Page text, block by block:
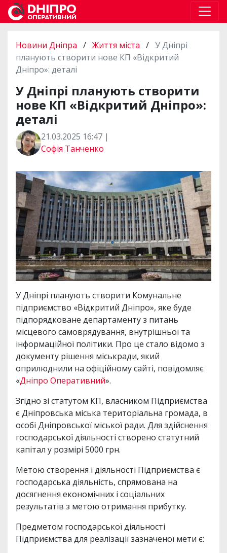
Новини Дніпра / Життя міста / У Дніпрі
планують створити нове КП «Відкритий
Дніпро»: деталі
У Дніпрі планують створити
нове КП «Відкритий Дніпро»:
деталі
21.03.2025 16:47 |
Софія Танченко
У Дніпрі планують створити Комунальне
підприємство «Відкритий Дніпро», яке буде
підпорядковане департаменту з питань
місцевого самоврядування, внутрішньої та
інформаційної політики. Про це стало відомо з
документу рішення міськради, який
оприлюднили на офіційному сайті, повідомляє
«Дніпро Оперативний».
Згідно зі статутом КП, власником Підприємства
є Дніпровська міська територіальна громада, в
особі Дніпровської міської ради. Для здійснення
господарської діяльності створено статутний
капітал у розмірі 5000 грн.
Метою створення і діяльності Підприємства є
господарська діяльність, спрямована на
досягнення економічних і соціальних
результатів з метою отримання прибутку.
Предметом господарської діяльності
Підприємства для реалізації зазначеної мети є: